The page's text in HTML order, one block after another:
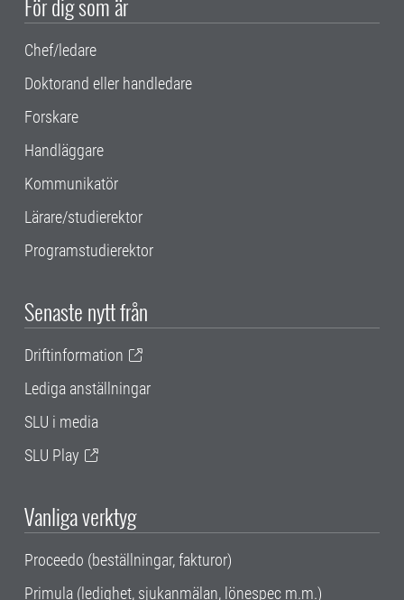
Chef/ledare
Doktorand eller handledare
Forskare
Handläggare
Kommunikatör
Lärare/studierektor
Programstudierektor
Senaste nytt från
Driftinformation
Lediga anställningar
SLU i media
SLU Play
Vanliga verktyg
Proceedo (beställningar, fakturor)
Primula (ledighet, sjukanmälan, lönespec m.m.)